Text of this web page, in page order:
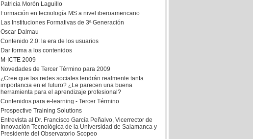
Patricia Morón Laguillo
Formación en tecnología MS a nivel iberoamericano
Las Instituciones Formativas de 3ª Generación
Oscar Dalmau
Contenido 2.0: la era de los usuarios
Dar forma a los contenidos
M-ICTE 2009
Novedades de Tercer Término para 2009
¿Cree que las redes sociales tendrán realmente tanta
importancia en el futuro? ¿Le parecen una buena
herramienta para el aprendizaje profesional?
Contenidos para e-learning - Tercer Término
Prospective Training Solutions
Entrevista al Dr. Francisco García Peñalvo, Vicerrector de
Innovación Tecnológica de la Universidad de Salamanca y
Presidente del Observatorio Scopeo